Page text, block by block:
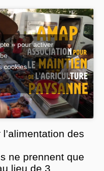
» pour activer
cookies
des
ne prennent que
lieu de 3